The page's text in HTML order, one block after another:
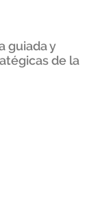
guiada y
de la